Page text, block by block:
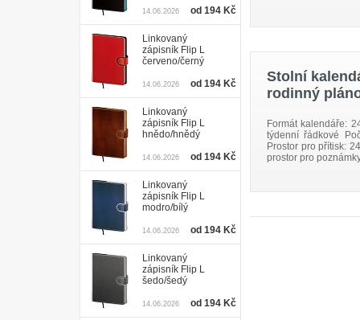
Stolní
rodinný
Formát kalendáře:
týdenní řádkové
Prostor pro přítisk:
prostor pro
14.06.2026 od 194 Kč
Linkovaný
zápisník Flip L
červeno/černý
14.06.2026 od 194 Kč
Linkovaný
zápisník Flip L
hnědo/hnědý
14.06.2026 od 194 Kč
Linkovaný
zápisník Flip L
modro/bílý
14.06.2026 od 194 Kč
Linkovaný
zápisník Flip L
šedo/šedý
14.06.2026 od 194 Kč